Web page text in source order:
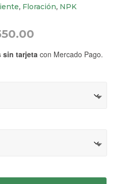
, Floración, NPK
Rango
precios:
sin tarjeta con Mercado Pago.